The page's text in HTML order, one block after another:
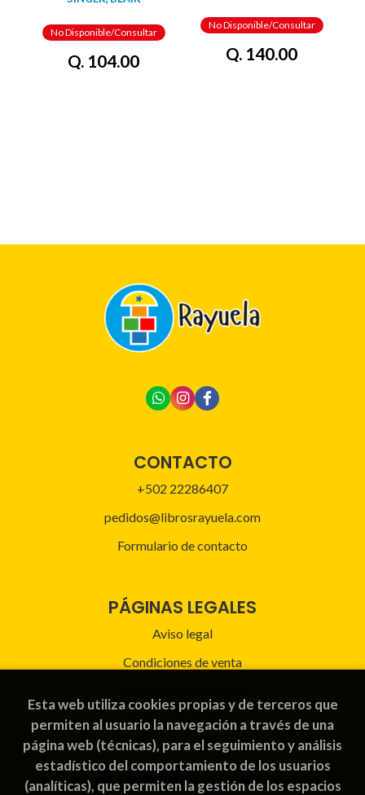
No Disponible/Consultar
Q. 104.00
No Disponible/Consultar
Q. 140.00
CONTACTO
+502 22286407
pedidos@librosrayuela.com
Formulario de contacto
PÁGINAS LEGALES
Aviso legal
Condiciones de venta
Política de Cookies
ATENCIÓN AL CLIENTE
Esta web utiliza cookies propias y de terceros que
permiten al usuario la navegación a través de una
página web (técnicas), para el seguimiento y análisis
estadístico del comportamiento de los usuarios
(analíticas), que permiten la gestión de los espacios